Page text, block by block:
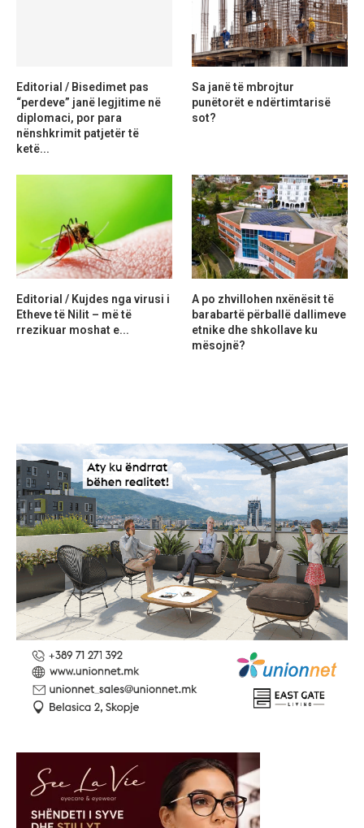
Editorial / Bisedimet pas
“perdeve” janë legjitime në
diplomaci, por para
nënshkrimit patjetër të
ketë...
Sa janë të mbrojtur
punëtorët e ndërtimtarisë
sot?
Editorial / Kujdes nga virusi i
Etheve të Nilit – më të
rrezikuar moshat e...
A po zhvillohen nxënësit të
barabartë përballë dallimeve
etnike dhe shkollave ku
mësojnë?